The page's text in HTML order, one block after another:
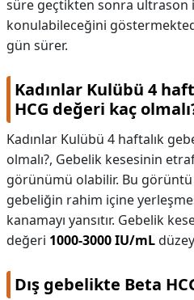
süre geçtikten sonra ultrason
konulabileceğini
gün sürer.
Kadınlar Kulübü 4
HCG değeri kaç
Kadınlar Kulübü 4 haftalık
olmalı?, Gebelik kesesinin
görünümü olabilir. Bu
gebeliğin rahim içine
kanamayı yansıtır. Gebelik
değeri 1000-3000 IU/mL
Dış gebelikte Beta